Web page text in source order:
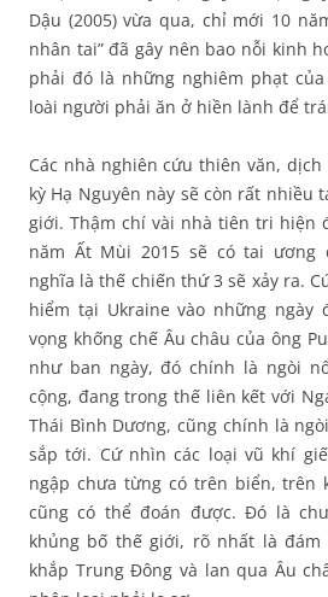
Dậu (2005) vừa qua, chỉ mới 10
nhân tai” đã gây nên bao nỗi kinh
phải đó là những nghiêm phạt
loài người phải ăn ở hiền lành để
Các nhà nghiên cứu thiên văn,
kỳ Hạ Nguyên này sẽ còn rất nhiều
giới. Thậm chí vài nhà tiên tri hiện
năm Ất Mùi 2015 sẽ có tai ương
nghĩa là thế chiến thứ 3 sẽ xảy ra.
hiểm tại Ukraine vào những ngày
vọng khống chế Âu châu của ông
như ban ngày, đó chính là ngòi
cộng, đang trong thế liên kết với
Thái Bình Dương, cũng chính là
sắp tới. Cứ nhìn các loại vũ khí
ngập chưa từng có trên biển, trên
cũng có thể đoán được. Đó là
khủng bố thế giới, rõ nhất là đám
khắp Trung Đông và lan qua Âu